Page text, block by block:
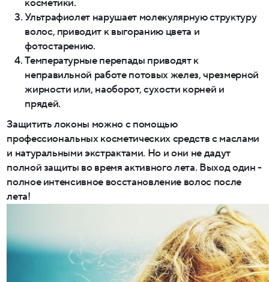
косметики.
Ультрафиолет нарушает молекулярную структуру
волос, приводит к выгоранию цвета и
фотостарению.
Температурные перепады приводят к
неправильной работе потовых желез, чрезмерной
жирности или, наоборот, сухости корней и
прядей.
Защитить локоны можно с помощью
профессиональных косметических средств с маслами
и натуральными экстрактами. Но и они не дадут
полной защиты во время активного лета. Выход один -
полное интенсивное восстановление волос после
лета!